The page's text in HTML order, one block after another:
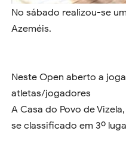
No sábado realizou-se
Azeméis.
Neste Open aberto a
atletas/jogadores
A Casa do Povo de
se classificado em 3º